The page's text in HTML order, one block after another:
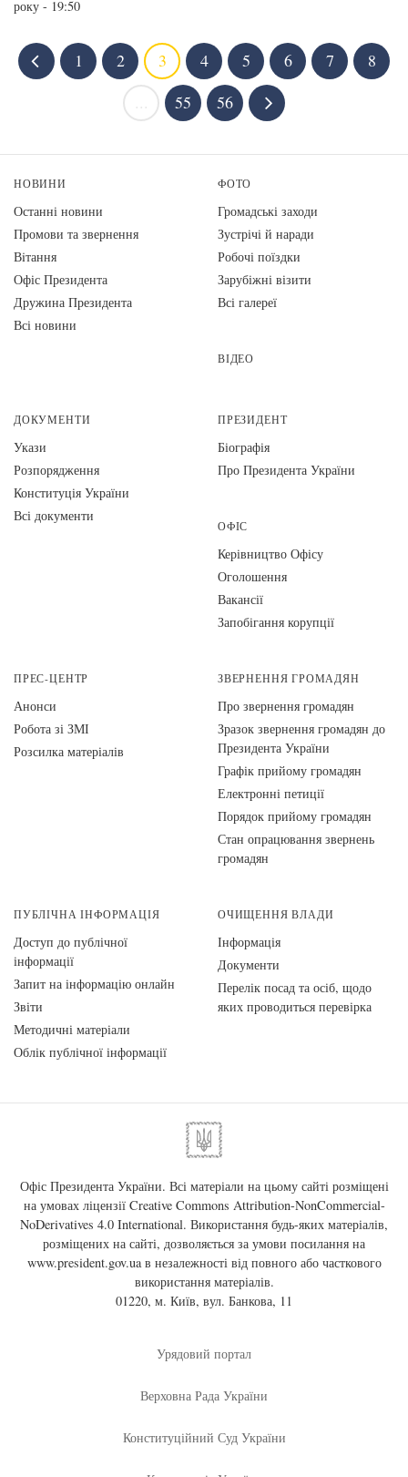
року - 19:50
1 2 3 4 5 6 7
8
55 56
НОВИНИ
Останні новини
Промови та звернення
Вiтання
Офіс Президента
Дружина Президента
Всі новини
ФОТО
Громадські заходи
Зустрічі й наради
Робочі поїздки
Зарубіжні візити
Всі галереї
ВІДЕО
ДОКУМЕНТИ
Укази
Розпорядження
Конституція України
Всі документи
ПРЕЗИДЕНТ
Біографія
Про Президента України
ОФІС
Керівництво Офісу
Оголошення
Вакансії
Запобігання корупції
ПРЕС-ЦЕНТР
Анонси
Робота зі ЗМІ
Розсилка матеріалів
ЗВЕРНЕННЯ ГРОМАДЯН
Про звернення громадян
Зразок звернення громадян до
Президента України
Графік прийому громадян
Електронні петиції
Порядок прийому громадян
Стан опрацювання звернень
громадян
ПУБЛІЧНА ІНФОРМАЦІЯ
Доступ до публічної
інформації
Запит на інформацію онлайн
Звіти
Методичні матеріали
Облік публічної інформації
ОЧИЩЕННЯ ВЛАДИ
Інформація
Документи
Перелік посад та осіб, щодо
яких проводиться перевірка
Офіс Президента України. Всі матеріали на цьому сайті розміщені
на умовах ліцензії Creative Commons Attribution-NonCommercial-
NoDerivatives 4.0 International. Використання будь-яких матеріалів,
розміщених на сайті, дозволяється за умови посилання на
www.president.gov.uaв незалежності від повного або часткового
використання матеріалів.
01220, м. Київ, вул. Банкова, 11
Урядовий портал
Верховна Рада України
Конституційний Суд України